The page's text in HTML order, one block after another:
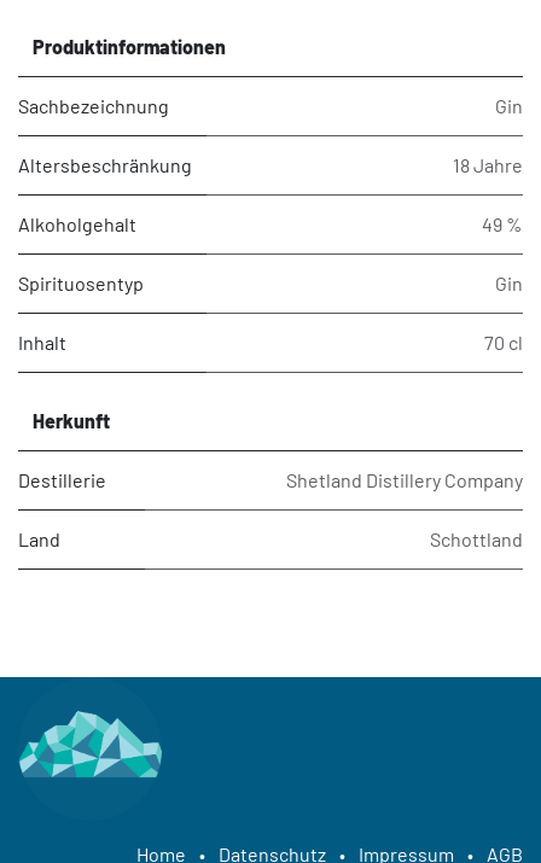
Produktinformationen
Sachbezeichnung Gin
Altersbeschränkung 18 Jahre
Alkoholgehalt 49 %
Spirituosentyp Gin
Inhalt 70 cl
Herkunft
Destillerie Shetland Distillery Company
Land Schottland
Home • Datenschutz • Impressum • AGB